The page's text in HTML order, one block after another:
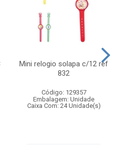
Mini relogio solapa c/12 ref
832
Código: 129357
Embalagem: Unidade
Caixa Com: 24 Unidade(s)